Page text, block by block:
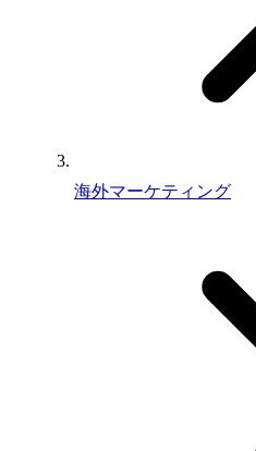
海外マーケティング